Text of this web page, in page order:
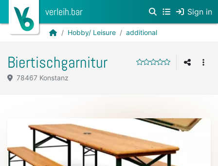
verleih.bar Sign in
Hobby/ Leisure additional
Biertischgarnitur
78467 Konstanz